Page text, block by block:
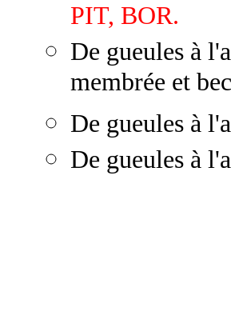
PIT, BOR.
De gueules à
membrée et
De gueules à
De gueules à